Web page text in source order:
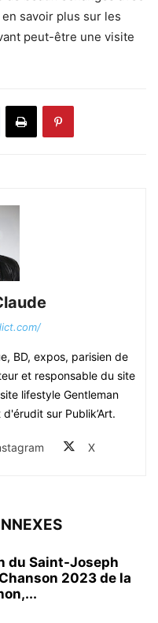
savoir plus sur les
peut-être une visite
BD, expos, parisien de
et responsable du site
lifestyle Gentleman
sur Publik’Art.
X
du Saint-Joseph
2023 de la